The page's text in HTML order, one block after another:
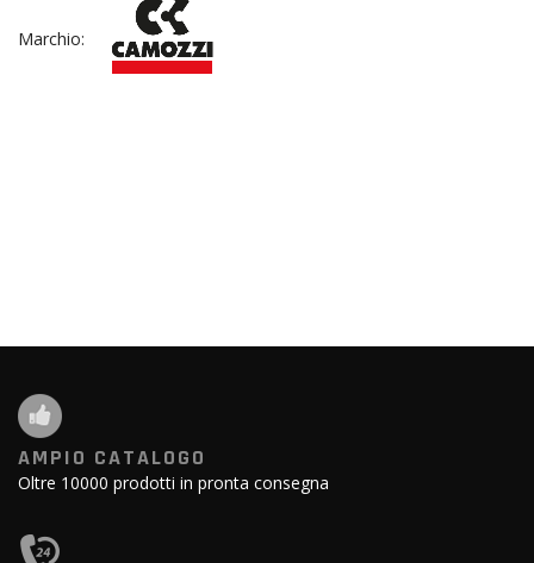
Marchio:
AMPIO CATALOGO
Oltre 10000 prodotti in pronta consegna